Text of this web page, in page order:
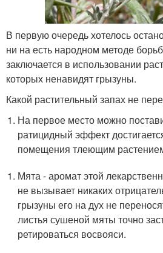
В первую очередь хотелось
ни на есть народном методе
заключается в использовании
которых ненавидят грызуны.
Какой растительный запах не
На первое место можно
ратицидный эффект
помещения тлеющим
Мята - аромат этой
не вызывает никаких
грызуны его на дух не
листья сушеной мяты точно
ретироваться восвояси.